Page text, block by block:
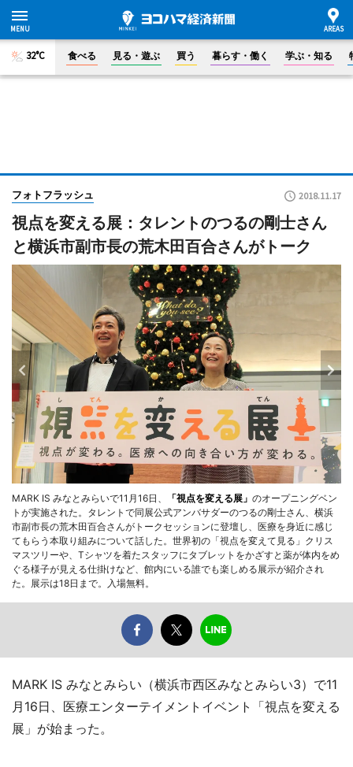
32°C 食べる 見る・遊ぶ 買う 暮らす・働く 学ぶ・知る
フォトフラッシュ 2018.11.17
視点を変える展：タレントのつるの剛士さん
と横浜市副市長の荒木田百合さんがトーク
MARK IS みなとみらいで11月16日、 「視点を変える展」 のオープニングベン
トが実施された。タレントで同展公式アンバサダーのつるの剛士さん、横浜
市副市長の荒木田百合さんがトークセッションに登壇し、医療を身近に感じ
てもらう本取り組みについて話した。世界初の「視点を変えて見る」クリス
マスツリーや、Tシャツを着たスタッフにタブレットをかざすと薬が体内をめ
ぐる様子が見える仕掛けなど、館内にいる誰でも楽しめる展示が紹介され
た。展示は18日まで。入場無料。
MARK IS みなとみらい（横浜市西区みなとみらい3）で11
月16日、医療エンターテイメントイベント「視点を変える
展」が始まった。